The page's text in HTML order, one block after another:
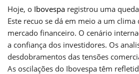
Hoje, o Ibovespa registrou uma
Este recuo se dá em meio a um clima
mercado financeiro. O cenário
a confiança dos investidores. Os
desdobramentos das tensões
As oscilações do Ibovespa têm